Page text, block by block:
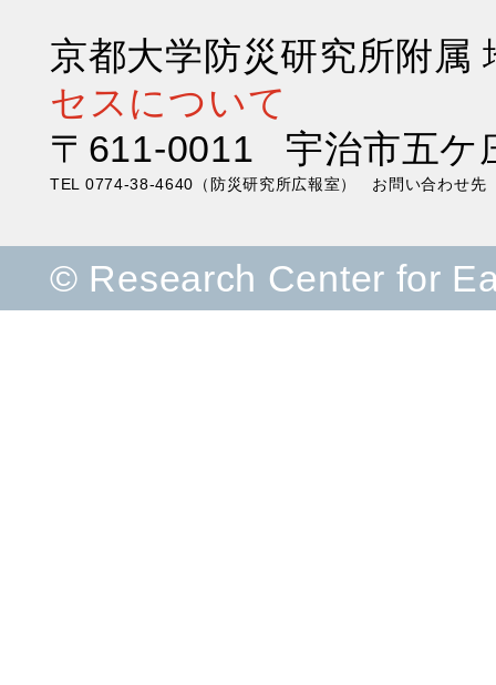
京都大学防災研究所附
セスについて
〒611-0011 宇治市五ケ
TEL 0774-38-4640（防災研究所広報室） お問い合わせ先
© Research Center for